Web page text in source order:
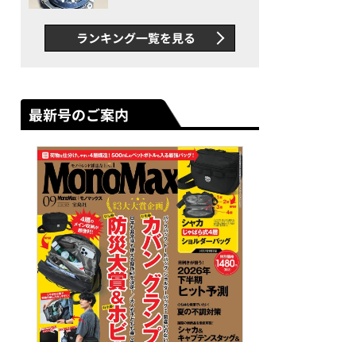
新ムーブメントの衝撃
ランキング一覧を見る
最新号のご案内